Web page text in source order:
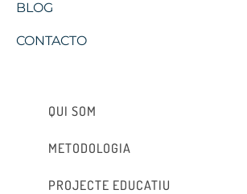
BLOG
CONTACTO
QUI SOM
METODOLOGIA
PROJECTE EDUCATIU